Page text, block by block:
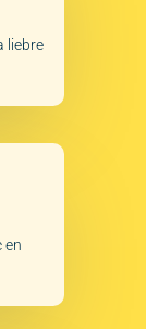
liebre
en